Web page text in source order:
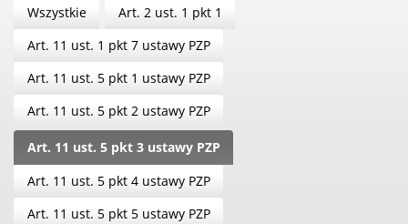
Wszystkie
Art. 2 ust. 1 pkt 1
Art. 11 ust. 1 pkt 7 ustawy PZP
Art. 11 ust. 5 pkt 1 ustawy PZP
Art. 11 ust. 5 pkt 2 ustawy PZP
Art. 11 ust. 5 pkt 3 ustawy PZP
Art. 11 ust. 5 pkt 4 ustawy PZP
Art. 11 ust. 5 pkt 5 ustawy PZP